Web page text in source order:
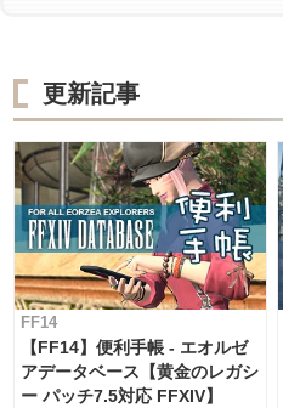
更新記事
FF14
【FF14】便利手帳 - エオルゼ
アデータベース【黄金のレガシ
ー パッチ7.5対応 FFXIV】